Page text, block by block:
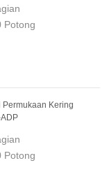
Potong
Kering
Potong